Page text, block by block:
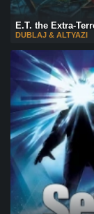
E.T. the Extra-
DUBLAJ & ALTYAZI